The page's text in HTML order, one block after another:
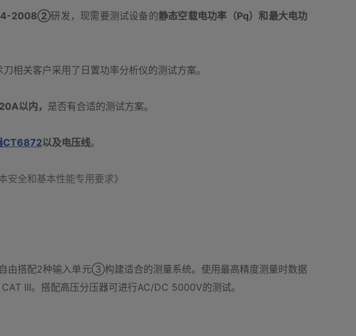
2008②研发，现需要测试设备的静态空载电功率（Pq）和最大电功
相关客户采用了日置功率分析仪的测试方案。
以内， 是否有合适的测试方案。
CT6872以及电压线。
全和基本性能专用要求》
由搭配2种输入单元③构建适合的测量系统。使用最高精度测量时数据
III。搭配高压分压器可进行AC/DC 5000V的测试。